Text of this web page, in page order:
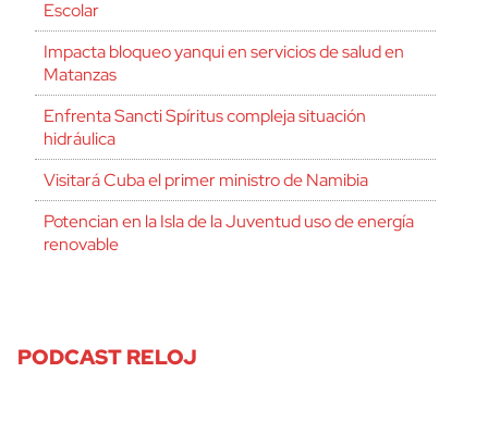
Escolar
Impacta bloqueo yanqui en servicios de salud en
Matanzas
Enfrenta Sancti Spíritus compleja situación
hidráulica
Visitará Cuba el primer ministro de Namibia
Potencian en la Isla de la Juventud uso de energía
renovable
PODCAST RELOJ